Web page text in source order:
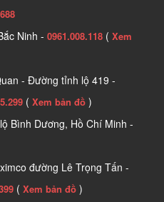
Ninh - 0961.008.118 ( Xem
- Đường tỉnh lộ 419 -
( Xem bản đồ )
Bình Dương, Hồ Chí Minh -
đường Lê Trọng Tấn -
( Xem bản đồ )